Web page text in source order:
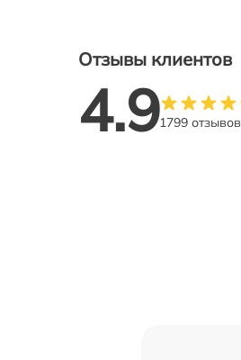
Отзывы клиентов
4.91799 отзывов